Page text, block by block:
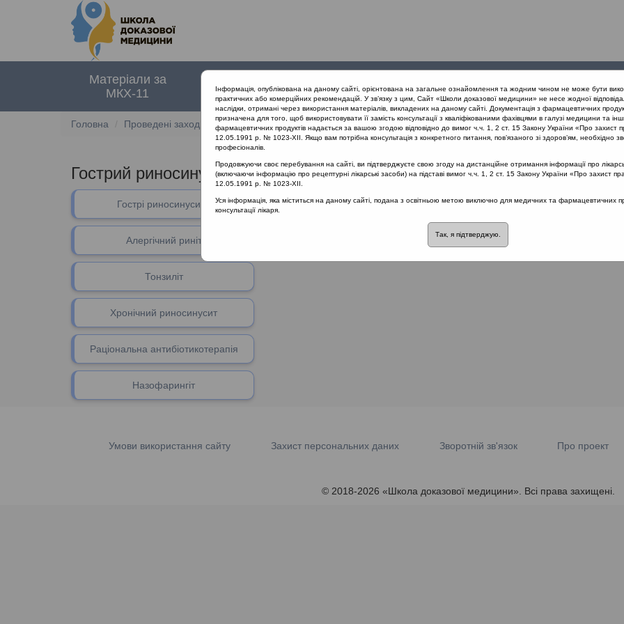
Матеріали за
МКХ-11
документи
заходи
проекту
Головна Проведені заходи Гострий риносинусит та отит з позицій Icpc-2. Львів 21.02.2019
Гострий риносинусит та отит з позицій Icpc-2. Львів 21.02.2019::
Гострі риносинусити
Алергічний риніт
Тонзиліт
Хронічний риносинусит
Раціональна антибіотикотерапія
Назофарингіт
В даному розділі немає материалів
Умови використання сайту Захист персональних даних Зворотній зв'язок Про проект
© 2018-2026 «Школа доказової медицини». Всі права захищені.
Інформація, опублікована на даному сайті, орієнтована на загальне ознайомлення та жодним чином не може бути
практичних або комерційних рекомендацій. У зв’язку з цим, Сайт «Школи доказової медицини» не несе жодної
наслідки, отримані через використання матеріалів, викладених на даному сайті. Документація з фармацевтичних
призначена для того, щоб використовувати її замість консультації з кваліфікованими фахівцями в галузі медицини та
фармацевтичних продуктів надається за вашою згодою відповідно до вимог ч.ч. 1, 2 ст. 15 Закону України «Про захист
12.05.1991 р. № 1023-XII. Якщо вам потрібна консультація з конкретного питання, пов’язаного зі здоров’ям, необхідно
професіоналів.
Продовжуючи своє перебування на сайті, ви підтверджуєте свою згоду на дистанційне отримання інформації про
(включаючи інформацію про рецептурні лікарські засоби) на підставі вимог ч.ч. 1, 2 ст. 15 Закону України «Про захист
12.05.1991 р. № 1023-XII.
Уся інформація, яка міститься на даному сайті, подана з освітньою метою виключно для медичних та фармацевтичних
консультації лікаря.
Так, я підтверджую.